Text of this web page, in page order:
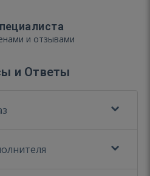
и отзывами
и Ответы